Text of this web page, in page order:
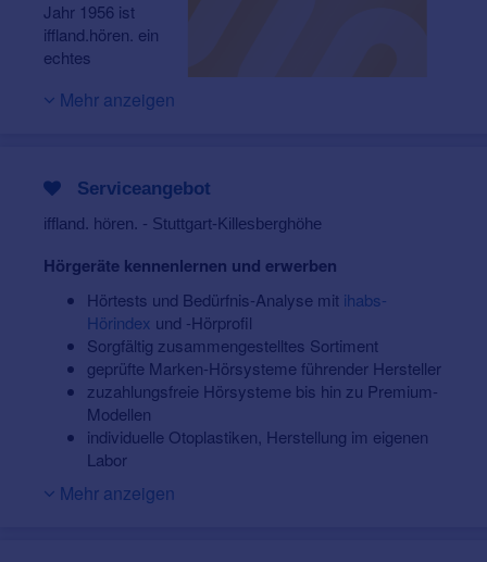
Jahr 1956 ist
iffland.hören. ein
echtes
Familienunternehmen. Seitdem verhelfen unsere
zu einembesseren Hörvermögen und Verstehen
Denn bei Gesprächen wieder mitreden zu können,
Musik zu genießen und die Umwelt besser
wahrzunehmen bedeutetLebensqualität.
Dieses Ziel und die Zufriedenheit unserer Kunden
befähigt uns zu immer neuen Maßstäben in der
Hörgeräteversorgung.
Weiterbildungen unserer Mitarbeiter sind zentraler
Bestandteil für eine kompetente Beratung und
Anpassung. Für unseren überdurchschnittlichen Service
Mehr anzeigen
Serviceangebot
iffland. hören. - Stuttgart-Killesberghöhe
Hörgeräte kennenlernen und erwerben
Hörtests und Bedürfnis-Analyse mit ihabs-
Hörindex und -Hörprofil
Sorgfältig zusammengestelltes Sortiment
geprüfte Marken-Hörsysteme führender Hersteller
zuzahlungsfreie Hörsysteme bis hin zu Premium-
Modellen
individuelle Otoplastiken, Herstellung im eigenen
Labor
Eigener Kundenservice
Mehr anzeigen